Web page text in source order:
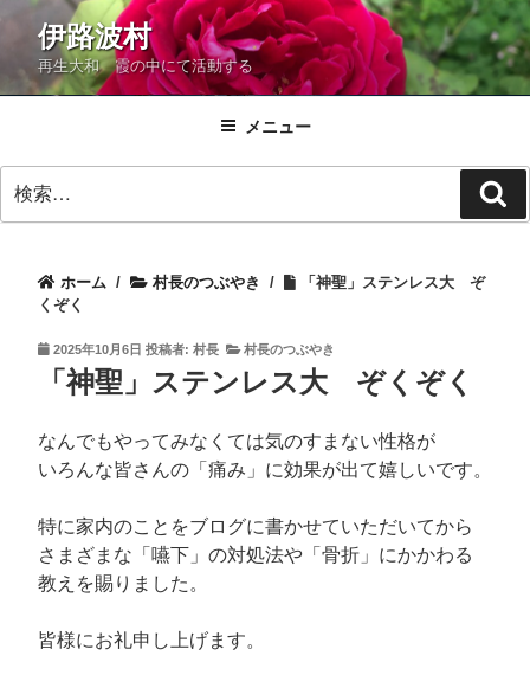
ン
ス
伊路波村
再生大和 霞の中にて活動する
メニュー
索:
索
ホーム / 村長のつぶやき /
「神聖」ステンレス大 ぞ
くぞく
投
稿
日:
2025年10月6日 投稿者: 村長 村長のつぶやき
「神聖」ステンレス大 ぞくぞく
なんでもやってみなくては気のすまない性格が
いろんな皆さんの「痛み」に効果が出て嬉しいです。
特に家内のことをブログに書かせていただいてから
さまざまな「嚥下」の対処法や「骨折」にかかわる
教えを賜りました。
皆様にお礼申し上げます。